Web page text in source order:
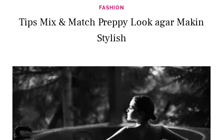
FASHION
Tips Mix & Match Preppy Look agar Makin
Stylish